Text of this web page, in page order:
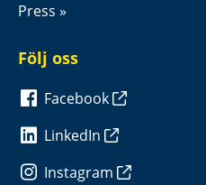
Press
Följ oss
Facebook
LinkedIn
Instagram